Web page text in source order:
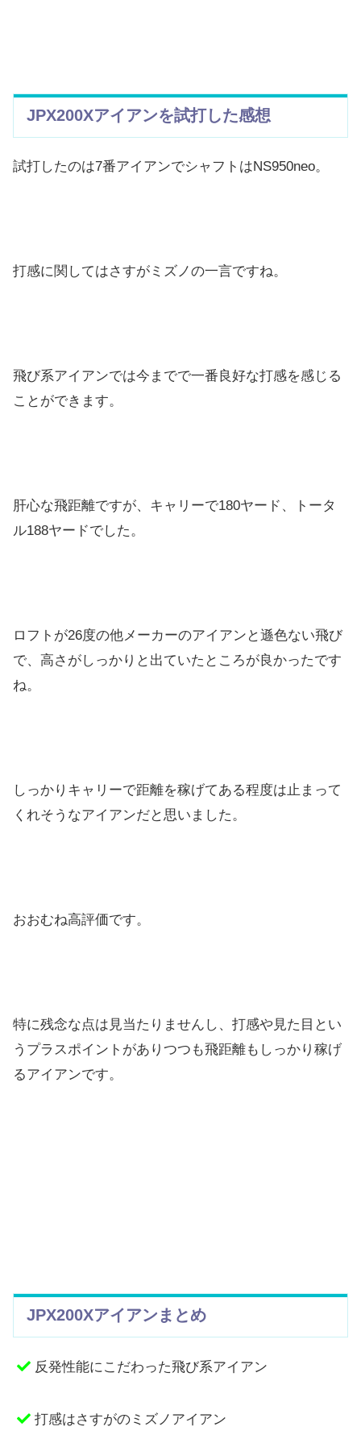
JPX200Xアイアンを試打した感想
試打したのは7番アイアンでシャフトはNS950neo。
打感に関してはさすがミズノの一言ですね。
飛び系アイアンでは今までで一番良好な打感を感じる
ことができます。
肝心な飛距離ですが、キャリーで180ヤード、トータ
ル188ヤードでした。
ロフトが26度の他メーカーのアイアンと遜色ない飛び
で、高さがしっかりと出ていたところが良かったです
ね。
しっかりキャリーで距離を稼げてある程度は止まって
くれそうなアイアンだと思いました。
おおむね高評価です。
特に残念な点は見当たりませんし、打感や見た目とい
うプラスポイントがありつつも飛距離もしっかり稼げ
るアイアンです。
JPX200Xアイアンまとめ
反発性能にこだわった飛び系アイアン
打感はさすがのミズノアイアン